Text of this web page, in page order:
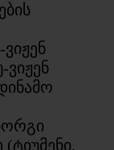
ვიჟენ